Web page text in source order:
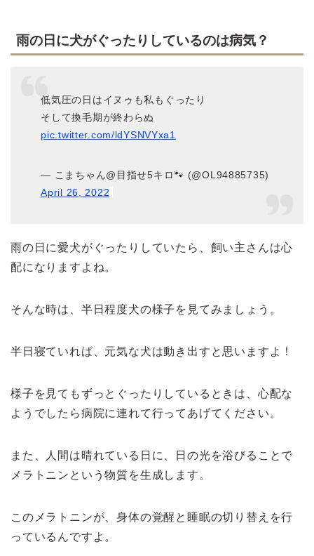
雨の日に犬がぐったりしているのは病気？
低気圧の日はイヌゥも私もぐったり
そして換毛期が終わらぬ
pic.twitter.com/ldYSNVYxa1
— こまちゃん@目指せ5キロ🐾 (@OL94885735)
April 26, 2022
雨の日に愛犬がぐったりしていたら、飼い主さんは心
配になりますよね。
そんな時は、半日程度犬の様子を見てみましょう。
半日寝ていれば、元気な犬は動き出すと思いますよ！
様子を見てもずっとぐったりしているときは、心配な
ようでしたら病院に連れて行ってあげてください。
また、人間は晴れている日に、日の光を浴びることで
メラトニンという物質を生成します。
このメラトニンが、身体の覚醒と睡眠の切り替えを行
っているんですよ。